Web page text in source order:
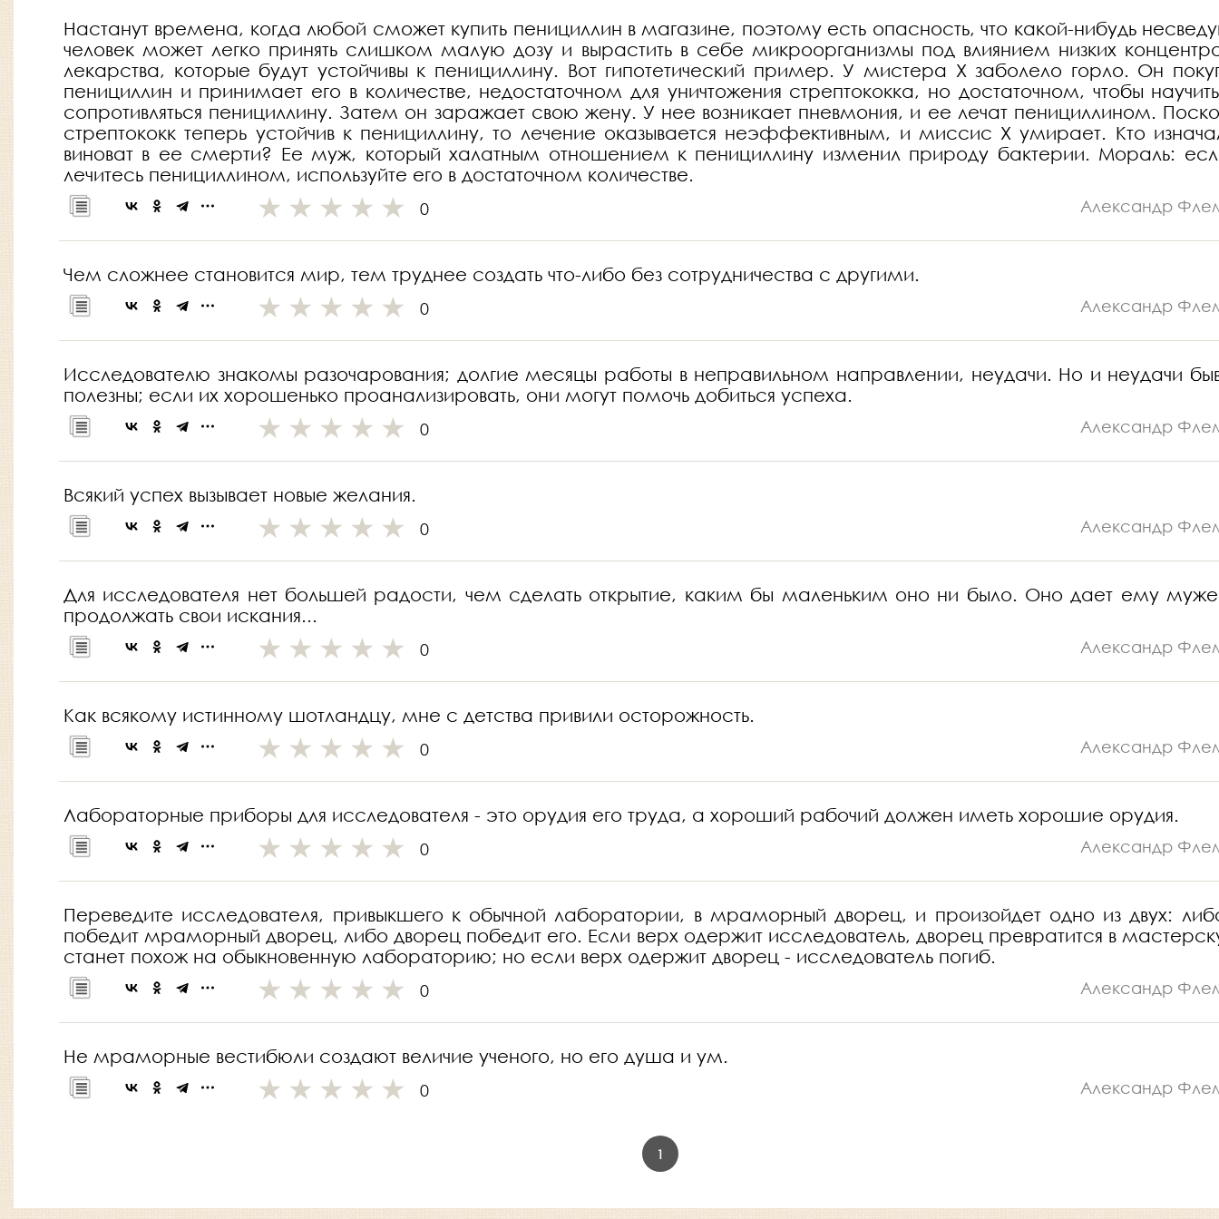
Настанут времена, когда любой сможет купить пенициллин в магазине, поэтому есть опасность, что какой-нибудь
человек может легко принять слишком малую дозу и вырастить в себе микроорганизмы под влиянием низких
лекарства, которые будут устойчивы к пенициллину. Вот гипотетический пример. У мистера X заболело горло. Он
пенициллин и принимает его в количестве, недостаточном для уничтожения стрептококка, но достаточном, чтобы
сопротивляться пенициллину. Затем он заражает свою жену. У нее возникает пневмония, и ее лечат пенициллином.
стрептококк теперь устойчив к пенициллину, то лечение оказывается неэффективным, и миссис X умирает. Кто
виноват в ее смерти? Ее муж, который халатным отношением к пенициллину изменил природу бактерии. Мораль:
лечитесь пенициллином, используйте его в достаточном количестве.
0 Александр
Чем сложнее становится мир, тем труднее создать что-либо без сотрудничества с другими.
0 Александр
Исследователю знакомы разочарования; долгие месяцы работы в неправильном направлении, неудачи. Но и неудачи
полезны; если их хорошенько проанализировать, они могут помочь добиться успеха.
0 Александр
Всякий успех вызывает новые желания.
0 Александр
Для исследователя нет большей радости, чем сделать открытие, каким бы маленьким оно ни было. Оно дает ему
продолжать свои искания...
0 Александр
Как всякому истинному шотландцу, мне с детства привили осторожность.
0 Александр
Лабораторные приборы для исследователя - это орудия его труда, а хороший рабочий должен иметь хорошие орудия.
0 Александр
Переведите исследователя, привыкшего к обычной лаборатории, в мраморный дворец, и произойдет одно из двух:
победит мраморный дворец, либо дворец победит его. Если верх одержит исследователь, дворец превратится в
станет похож на обыкновенную лабораторию; но если верх одержит дворец - исследователь погиб.
0 Александр
Не мраморные вестибюли создают величие ученого, но его душа и ум.
0 Александр
1